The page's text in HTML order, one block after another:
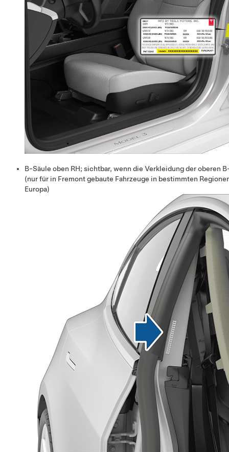
B-Säule oben RH; sichtbar, wenn die Verkleidung der oberen
(nur für in Fremont gebaute Fahrzeuge in bestimmten
Europa)